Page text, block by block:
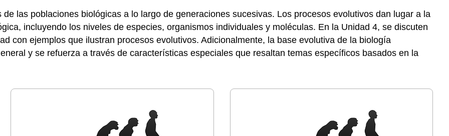
las poblaciones biológicas a lo largo de generaciones sucesivas. Los procesos evolutivos dan lugar a la
incluyendo los niveles de especies, organismos individuales y moléculas. En la Unidad 4, se discuten
con ejemplos que ilustran procesos evolutivos. Adicionalmente, la base evolutiva de la biología
y se refuerza a través de características especiales que resaltan temas específicos basados en la